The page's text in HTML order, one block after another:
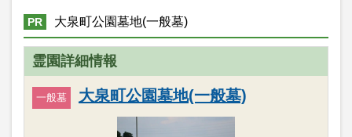
PR 大泉町公園墓地(一般墓)
霊園詳細情報
一般墓 大泉町公園墓地(一般墓)